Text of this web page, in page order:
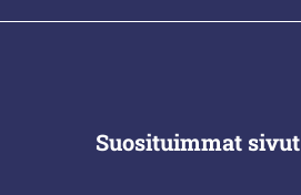
Suosituimmat sivut